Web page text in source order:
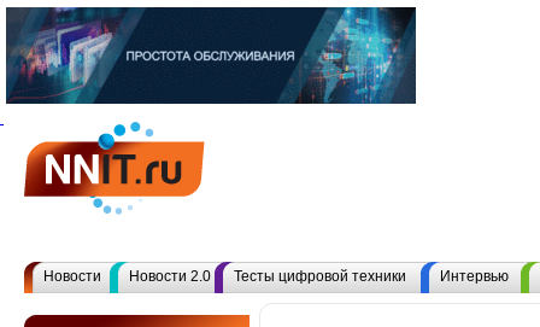
Новости Новости 2.0 Тесты цифровой техники Интервью